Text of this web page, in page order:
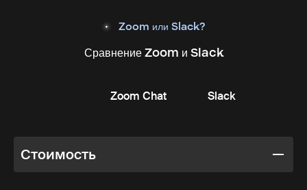
Zoom или Slack?
Сравнение Zoom и Slack
Zoom Chat Slack
Стоимость